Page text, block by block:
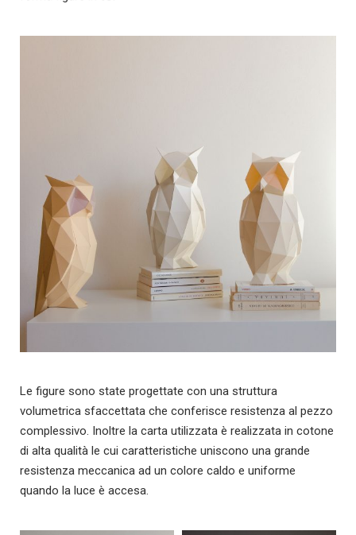
Le figure sono state progettate con una struttura
volumetrica sfaccettata che conferisce resistenza al pezzo
complessivo. Inoltre la carta utilizzata è realizzata in cotone
di alta qualità le cui caratteristiche uniscono una grande
resistenza meccanica ad un colore caldo e uniforme
quando la luce è accesa.